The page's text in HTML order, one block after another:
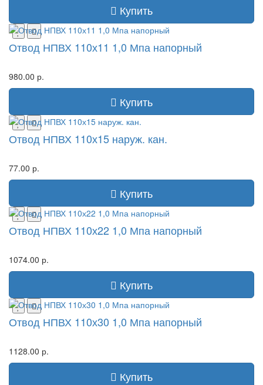
Купить
Отвод НПВХ 110х11 1,0 Мпа напорный
980.00 р.
Купить
Отвод НПВХ 110х15 наруж. кан.
77.00 р.
Купить
Отвод НПВХ 110х22 1,0 Мпа напорный
1074.00 р.
Купить
Отвод НПВХ 110х30 1,0 Мпа напорный
1128.00 р.
Купить